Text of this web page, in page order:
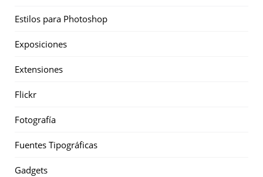
Estilos para Photoshop
Exposiciones
Extensiones
Flickr
Fotografía
Fuentes Tipográficas
Gadgets